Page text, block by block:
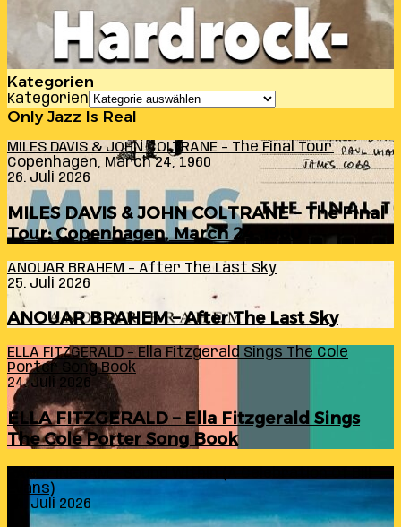
Kategorien
Kategorien
Only Jazz Is Real
MILES DAVIS & JOHN COLTRANE – The Final Tour:
Copenhagen, March 24, 1960
26. Juli 2026
MILES DAVIS & JOHN COLTRANE – The Final
Tour: Copenhagen, March 24, 1960
ANOUAR BRAHEM – After The Last Sky
25. Juli 2026
ANOUAR BRAHEM – After The Last Sky
ELLA FITZGERALD – Ella Fitzgerald Sings The Cole
Porter Song Book
24. Juli 2026
ELLA FITZGERALD – Ella Fitzgerald Sings
The Cole Porter Song Book
Evans)
24. Juli 2026